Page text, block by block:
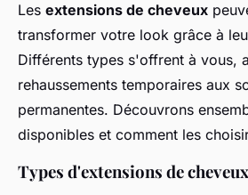
Les extensions de cheveux
transformer votre look grâce à
Différents types s'offrent à vous,
rehaussements temporaires aux
permanentes. Découvrons
disponibles et comment les
Types d'extensions de cheveux